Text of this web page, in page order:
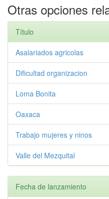
Otras opciones
Título
Asalariados agricolas
Dificultad organizacion
Loma Bonita
Oaxaca
Trabajo mujeres y ninos
Valle del Mezquital
Fecha de lanzamiento